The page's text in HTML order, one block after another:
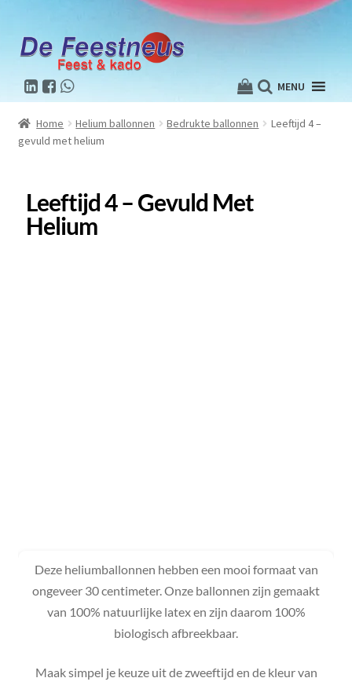
MENU
Home Helium ballonnen Bedrukte ballonnen
Leeftijd 4 –
gevuld met helium
Leeftijd 4 – Gevuld Met
Helium
Deze heliumballonnen hebben een mooi formaat van
ongeveer 30 centimeter. Onze ballonnen zijn gemaakt
van 100% natuurlijke latex en zijn daarom 100%
biologisch afbreekbaar.
Maak simpel je keuze uit de zweeftijd en de kleur van